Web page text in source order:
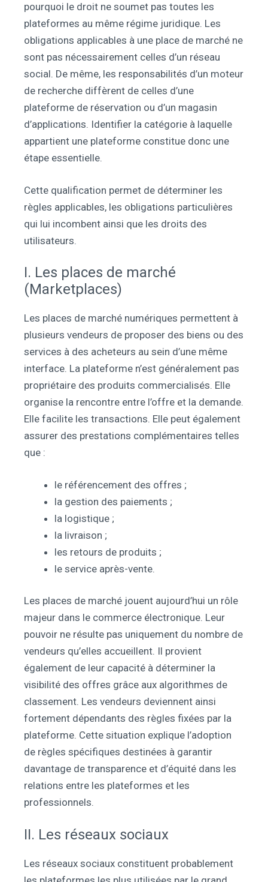
pourquoi le droit ne soumet pas toutes les
plateformes au même régime juridique. Les
obligations applicables à une place de marché ne
sont pas nécessairement celles d’un réseau
social. De même, les responsabilités d’un moteur
de recherche diffèrent de celles d’une
plateforme de réservation ou d’un magasin
d’applications. Identifier la catégorie à laquelle
appartient une plateforme constitue donc une
étape essentielle.
Cette qualification permet de déterminer les
règles applicables, les obligations particulières
qui lui incombent ainsi que les droits des
utilisateurs.
I. Les places de marché
(Marketplaces)
Les places de marché numériques permettent à
plusieurs vendeurs de proposer des biens ou des
services à des acheteurs au sein d’une même
interface. La plateforme n’est généralement pas
propriétaire des produits commercialisés. Elle
organise la rencontre entre l’offre et la demande.
Elle facilite les transactions. Elle peut également
assurer des prestations complémentaires telles
que :
le référencement des offres ;
la gestion des paiements ;
la logistique ;
la livraison ;
les retours de produits ;
le service après-vente.
Les places de marché jouent aujourd’hui un rôle
majeur dans le commerce électronique. Leur
pouvoir ne résulte pas uniquement du nombre de
vendeurs qu’elles accueillent. Il provient
également de leur capacité à déterminer la
visibilité des offres grâce aux algorithmes de
classement. Les vendeurs deviennent ainsi
fortement dépendants des règles fixées par la
plateforme. Cette situation explique l’adoption
de règles spécifiques destinées à garantir
davantage de transparence et d’équité dans les
relations entre les plateformes et les
professionnels.
II. Les réseaux sociaux
Les réseaux sociaux constituent probablement